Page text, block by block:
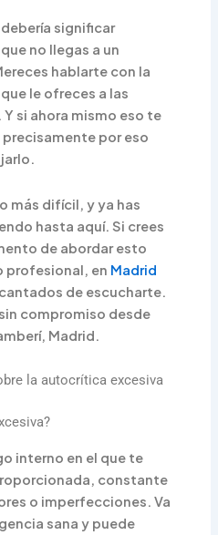
significar
no llegas a un
hablarte con la
le ofreces a las
si ahora mismo eso te
por eso
más difícil, y ya has
hasta aquí. Si crees
de abordar esto
profesional, en Madrid
de escucharte.
compromiso desde
Madrid.
la autocrítica excesiva
interno en el que te
constante
o imperfecciones. Va
sana y puede